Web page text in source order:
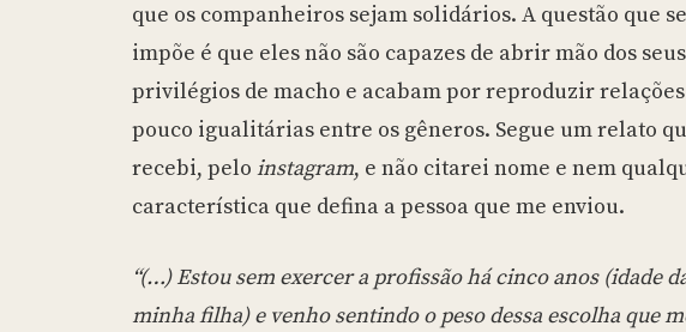
que os companheiros sejam solidários. A questão que se
impõe é que eles não são capazes de abrir mão dos seus
privilégios de macho e acabam por reproduzir relações
pouco igualitárias entre os gêneros. Segue um relato
recebi, pelo instagram, e não citarei nome e nem
característica que defina a pessoa que me enviou.
“(…) Estou sem exercer a profissão há cinco anos (idade
minha filha) e venho sentindo o peso dessa escolha que